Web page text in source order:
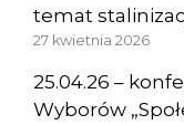
temat
27 kwietnia 2026
25.04.26 –
Wyborów